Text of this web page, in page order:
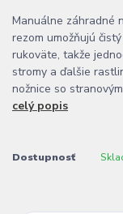
Manuálne záhradné
rezom umožňujú
rukoväte, takže
stromy a ďalšie
nožnice so
celý popis
Dostupnosť